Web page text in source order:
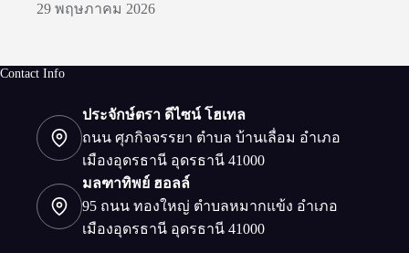
29 พฤษภาคม 2026
Contact Info
ประจักษ์ตรา ดีไซน์ โฮเทล
ถนน ศุภกิจจรรยา ตำบล บ้านเลื่อม อำเภอ
เมืองอุดรธานี อุดรธานี 41000
มลฑาทิพย์ ฮอลล์
95 ถนน ทองใหญ่ ตำบลหมากแข้ง อำเภอ
เมืองอุดรธานี อุดรธานี 41000